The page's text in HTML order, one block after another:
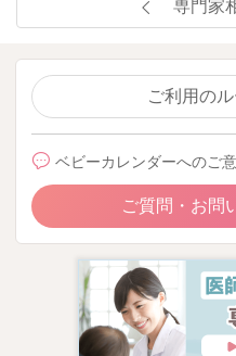
専門家
ご利用の
ベビーカレンダーへのご
ご質問・お問